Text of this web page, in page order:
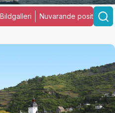
Bildgalleri Nuvarande position